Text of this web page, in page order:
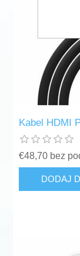
Kabel HDMI
€48,70 bez
DODAJ